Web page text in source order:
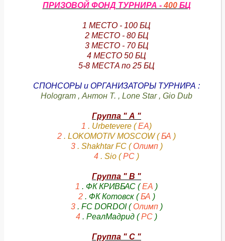
ПРИЗОВОЙ ФОНД ТУРНИРА -400БЦ
1 МЕСТО - 100 БЦ
2 МЕСТО - 80 БЦ
3 МЕСТО - 70 БЦ
4 МЕСТО 50 БЦ
5-8 МЕСТA по 25 БЦ
СПОНСОРЫ и ОРГАНИЗАТОРЫ ТУРНИРА :
Hologram , Антон Т. , Lone Star , Gio Dub
Группа " А "
1 . Urbetevere (ЕА)
2 . LOKOMOTIV MOSCOW (БА )
3. Shakhtar FC (Олимп )
4 . Sio (РС )
Группа " В "
1 . ФК КРИВБАС (ЕА )
2. ФК Котовск (БА )
3. FC DORDOI (Олимп)
4 . РеалМадрид (РС )
Группа " С "